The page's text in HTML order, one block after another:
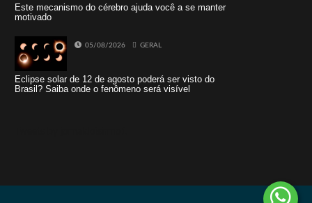
Este mecanismo do cérebro ajuda você a se manter
motivado
05/08/2026 GERAL
Eclipse solar de 12 de agosto poderá ser visto do
Brasil? Saiba onde o fenômeno será visível